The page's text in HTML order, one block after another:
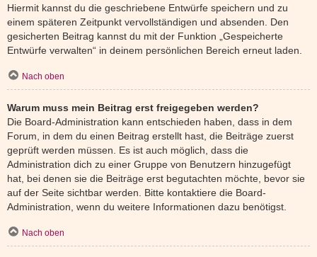
Hiermit kannst du die geschriebene Entwürfe speichern und zu
einem späteren Zeitpunkt vervollständigen und absenden. Den
gesicherten Beitrag kannst du mit der Funktion „Gespeicherte
Entwürfe verwalten“ in deinem persönlichen Bereich erneut laden.
Nach oben
Warum muss mein Beitrag erst freigegeben werden?
Die Board-Administration kann entschieden haben, dass in dem
Forum, in dem du einen Beitrag erstellt hast, die Beiträge zuerst
geprüft werden müssen. Es ist auch möglich, dass die
Administration dich zu einer Gruppe von Benutzern hinzugefügt
hat, bei denen sie die Beiträge erst begutachten möchte, bevor sie
auf der Seite sichtbar werden. Bitte kontaktiere die Board-
Administration, wenn du weitere Informationen dazu benötigst.
Nach oben